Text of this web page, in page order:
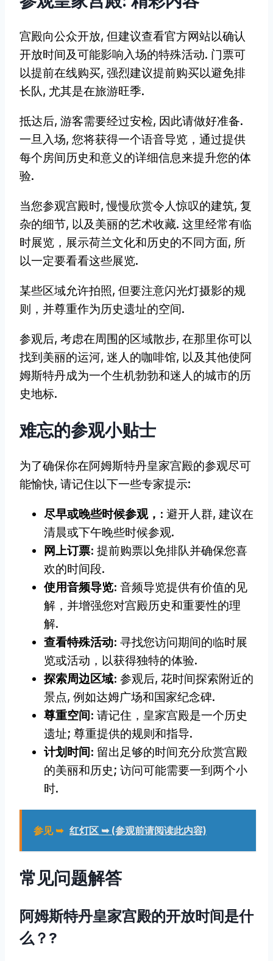
宫殿向公众开放, 但建议查看官方网站以确认
开放时间及可能影响入场的特殊活动. 门票可
以提前在线购买, 强烈建议提前购买以避免排
长队, 尤其是在旅游旺季.
抵达后, 游客需要经过安检, 因此请做好准备.
一旦入场, 您将获得一个语音导览，通过提供
每个房间历史和意义的详细信息来提升您的体
验.
当您参观宫殿时, 慢慢欣赏令人惊叹的建筑, 复
杂的细节, 以及美丽的艺术收藏. 这里经常有临
时展览，展示荷兰文化和历史的不同方面, 所
以一定要看看这些展览.
某些区域允许拍照, 但要注意闪光灯摄影的规
则，并尊重作为历史遗址的空间.
参观后, 考虑在周围的区域散步, 在那里你可以
找到美丽的运河, 迷人的咖啡馆, 以及其他使阿
姆斯特丹成为一个生机勃勃和迷人的城市的历
史地标.
难忘的参观小贴士
为了确保你在阿姆斯特丹皇家宫殿的参观尽可
能愉快, 请记住以下一些专家提示:
尽早或晚些时候参观，: 避开人群, 建议在
清晨或下午晚些时候参观.
网上订票: 提前购票以免排队并确保您喜
欢的时间段.
使用音频导览: 音频导览提供有价值的见
解，并增强您对宫殿历史和重要性的理
解.
查看特殊活动: 寻找您访问期间的临时展
览或活动，以获得独特的体验.
探索周边区域: 参观后, 花时间探索附近的
景点, 例如达姆广场和国家纪念碑.
尊重空间: 请记住，皇家宫殿是一个历史
遗址; 尊重提供的规则和指导.
计划时间: 留出足够的时间充分欣赏宫殿
的美丽和历史; 访问可能需要一到两个小
时.
参见 ➥ 红灯区 ➥ (参观前请阅读此内容)
常见问题解答
阿姆斯特丹皇家宫殿的开放时间是什
么？?